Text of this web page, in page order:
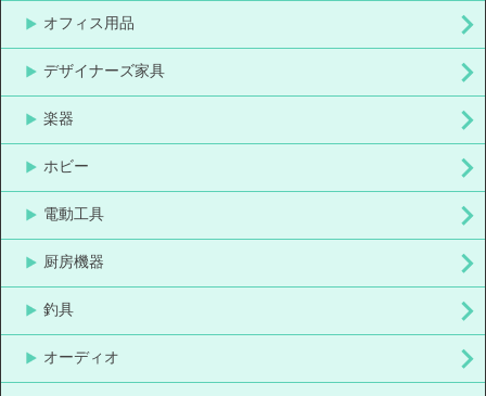
オフィス用品
デザイナーズ家具
楽器
ホビー
電動工具
厨房機器
釣具
オーディオ